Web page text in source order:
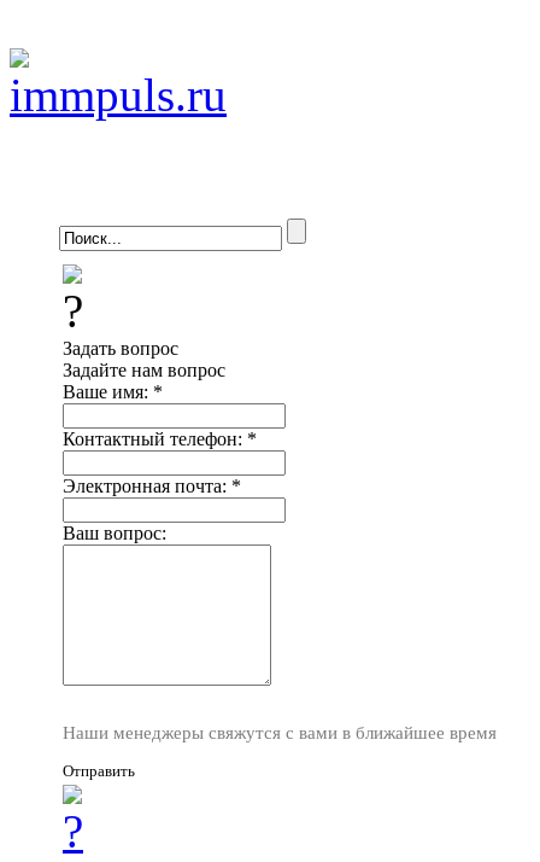
Задать вопрос
Задайте нам вопрос
Ваше имя: *
Контактный телефон: *
Электронная почта: *
Ваш вопрос:
Наши менеджеры свяжутся с вами в ближайшее время
Отправить